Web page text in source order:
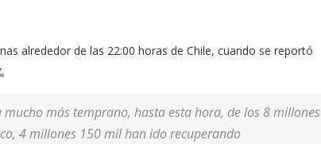
alrededor de las 22:00 horas de Chile, cuando se reportó
más temprano, hasta esta hora, de los 8 millones
4 millones 150 mil han ido recuperando